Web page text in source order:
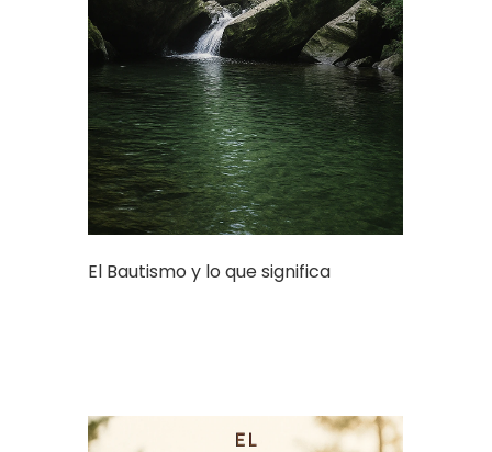
El Bautismo y lo que significa